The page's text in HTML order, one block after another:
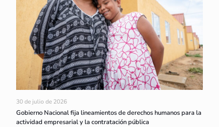
30 de julio de 2026
Gobierno Nacional fija lineamientos de derechos humanos para la
actividad empresarial y la contratación pública